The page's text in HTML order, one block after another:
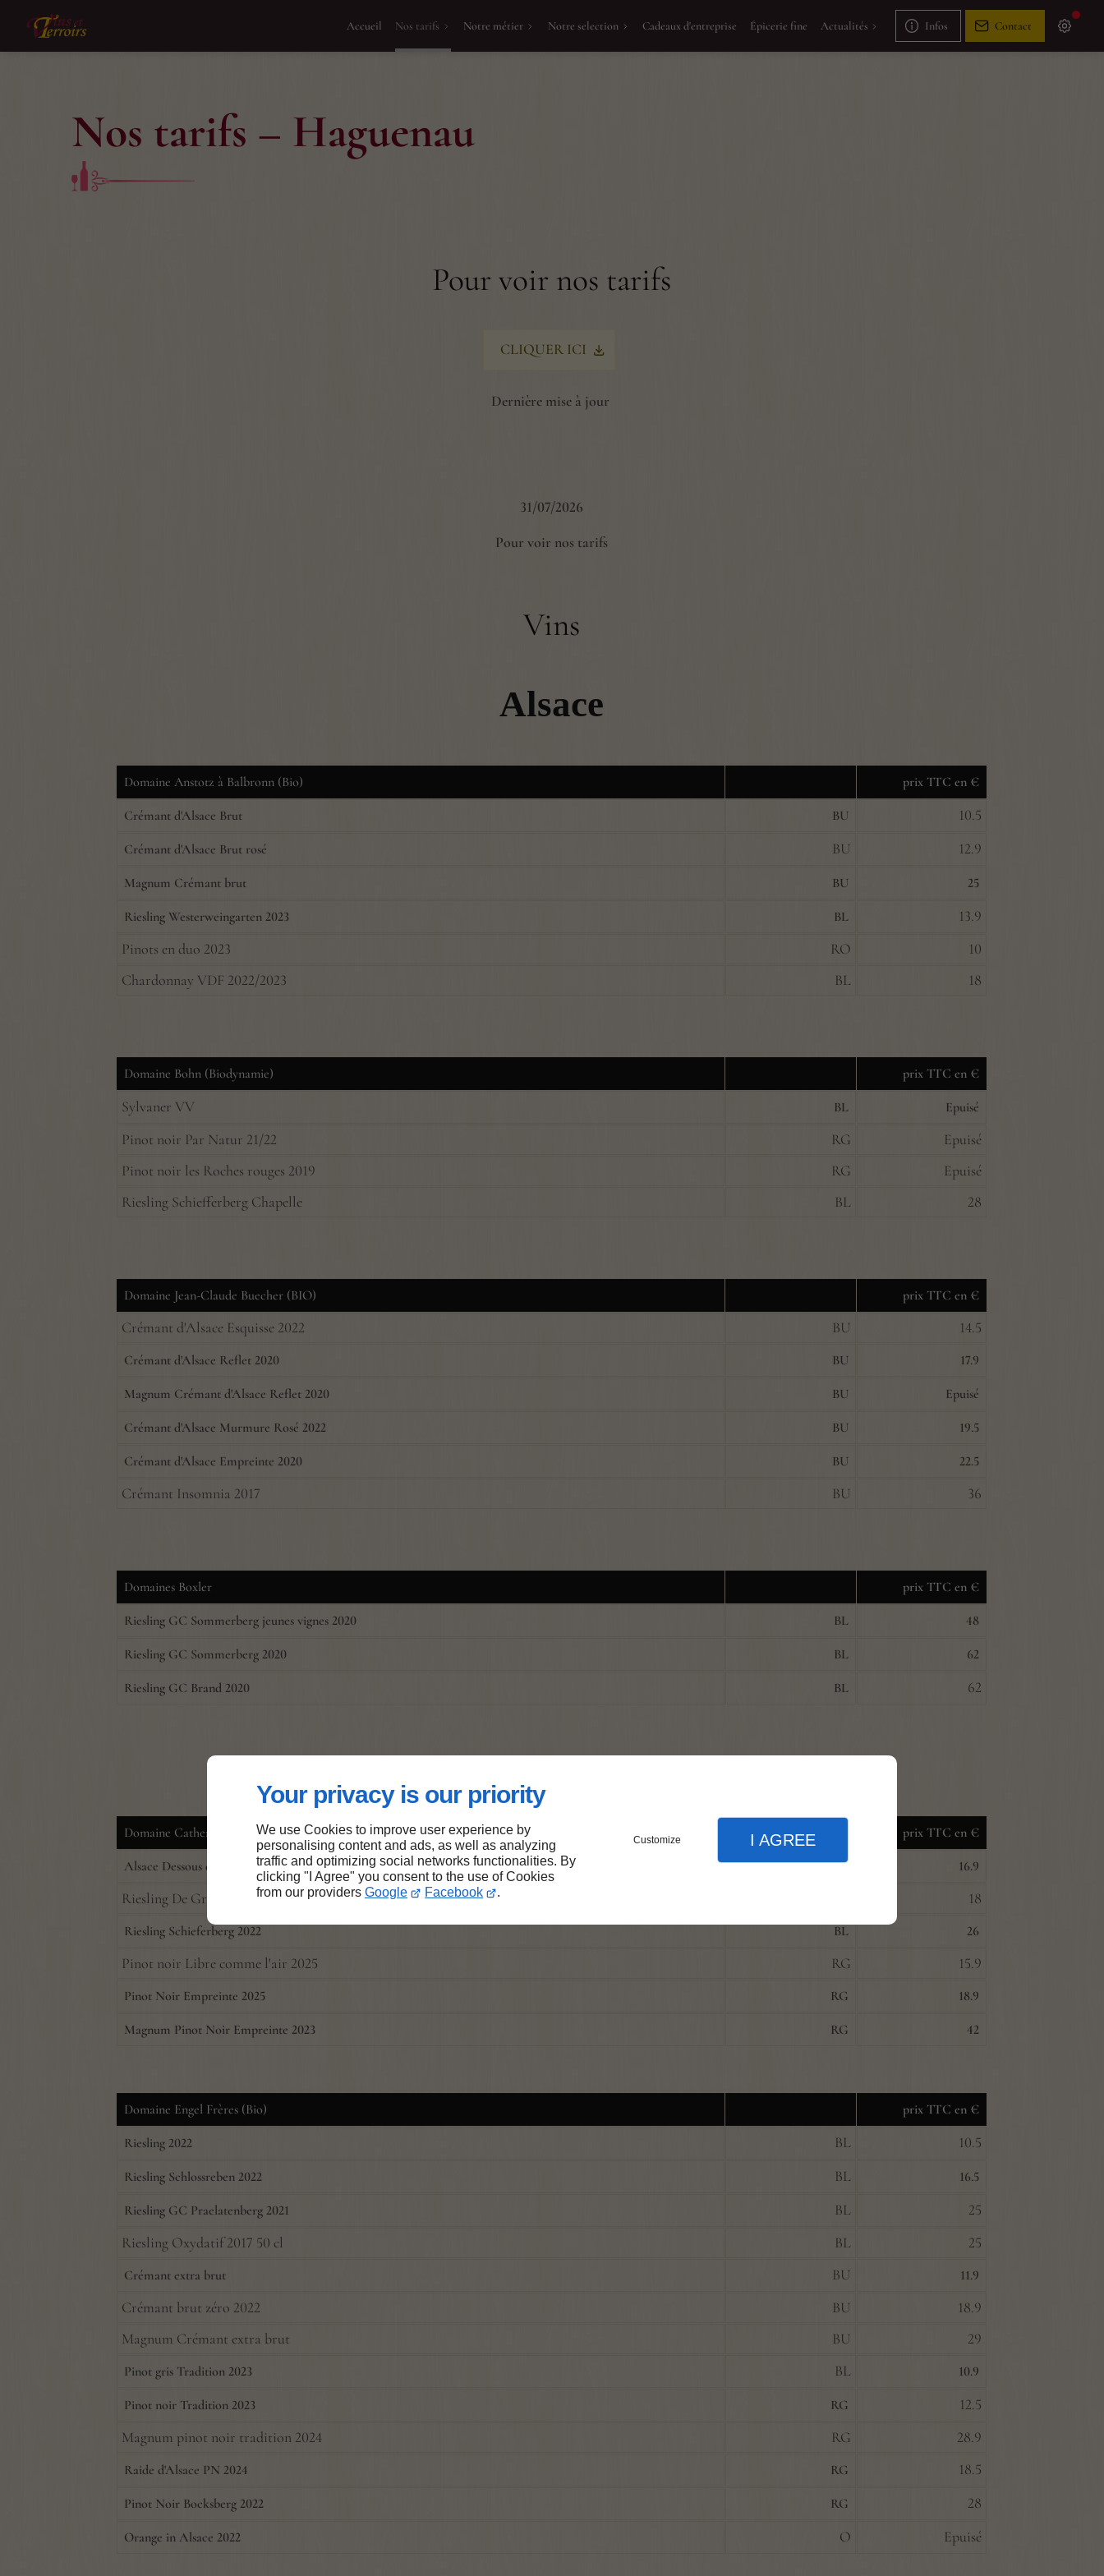
Your privacy is our priority
We use Cookies to improve user experience by
personalising content and ads, as well as analyzing
traffic and optimizing social networks functionalities. By
clicking "I Agree" you consent to the use of Cookies
from our providers Google Facebook .
Customize I AGREE
Accueil Nos tarifs Notre métier Notre selection Cadeaux d'entreprise Épicerie fine Actualités Infos Contact
Nos tarifs – Haguenau
Pour voir nos tarifs
CLIQUER ICI
Dernière mise à jour
31/07/2026
Pour voir nos tarifs
Vins
Alsace
Domaine Anstotz à Balbronn (Bio) prix TTC en €
Crémant d'Alsace Brut BU 10.5
Crémant d'Alsace Brut rosé BU 12.9
Magnum Crémant brut BU 25
Riesling Westerweingarten 2023 BL
13.9
Pinots en duo 2023
RO
10
Chardonnay VDF 2022/2023
BL 18
Domaine Bohn (Biodynamie) prix TTC en €
Sylvaner VV BL Epuisé
Pinot noir Par Natur 21/22 RG
Epuisé
Pinot noir les Roches rouges 2019
RG
Epuisé
Riesling Schiefferberg Chapelle
BL 28
Domaine Jean-Claude Buecher (BIO) prix TTC en €
Crémant d'Alsace Esquisse 2022 BU 14.5
Crémant d'Alsace Reflet 2020 BU 17.9
Magnum Crémant d'Alsace Reflet 2020 BU Epuisé
Crémant d'Alsace Murmure Rosé 2022 BU 19.5
Crémant d'Alsace Empreinte 2020 BU 22.5
Crémant Insomnia 2017 BU 36
Domaines Boxler prix TTC en €
Riesling GC Sommerberg jeunes vignes 2020 BL 48
Riesling GC Sommerberg 2020 BL 62
Riesling GC Brand 2020 BL 62
Domaine Catherine Riss (Bio) prix TTC en €
Alsace Dessous de table 2024 BL 16.9
Riesling De Grés ou de Force 2025 18
Riesling Schieferberg 2022 BL 26
Pinot noir Libre comme l'air 2025 RG 15.9
Pinot Noir Empreinte 2025 RG 18.9
Magnum Pinot Noir Empreinte 2023 RG 42
Domaine Engel Frères (Bio) prix TTC en €
Riesling 2022 BL 10.5
Riesling Schlossreben 2022 BL 16.5
Riesling GC Praelatenberg 2021 BL
25
Riesling Oxydatif 2017 50 cl
BL 25
Crémant extra brut BU 11.9
Crémant brut zéro 2022 BU
18.9
Magnum Crémant extra brut
BU 29
Pinot gris Tradition 2023 BL 10.9
Pinot noir Tradition 2023 RG
12.5
Magnum pinot noir tradition 2024
RG 28.9
Raide d'Alsace PN 2024 RG 18.5
Pinot Noir Bocksberg 2022 RG 28
Orange in Alsace 2022 O Epuisé